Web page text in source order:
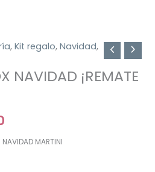
,Kit regalo,Navidad,
NAVIDAD ¡REMATE
NAVIDAD MARTINI